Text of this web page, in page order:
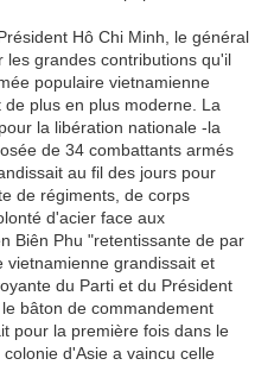
Hô Chi Minh, le général
les grandes contributions qu'il
populaire vietnamienne
plus en plus moderne. La
la libération nationale -la
de 34 combattants armés
au fil des jours pour
de régiments, de corps
d'acier face aux
Biên Phu "retentissante de par
vietnamienne grandissait et
du Parti et du Président
bâton de commandement
pour la première fois dans le
d'Asie a vaincu celle